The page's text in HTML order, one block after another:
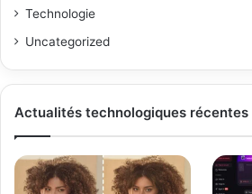
Technologie
Uncategorized
Actualités technologiques récentes